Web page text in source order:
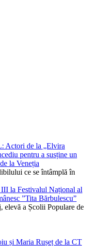
Actori de la „Elvira
pentru a susține un
la Veneția
ce se întâmplă în
la Festivalul Național al
”Tita Bărbulescu”
elevă a Școlii Populare de
și Maria Rușeț de la CT